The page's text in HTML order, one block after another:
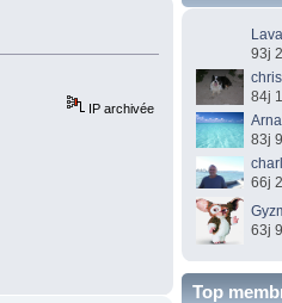
IP archivée
93j
84j
83j
66j
63j
Top